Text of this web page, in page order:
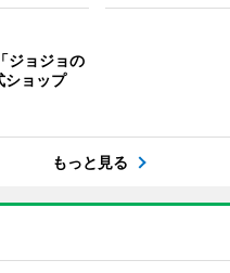
ジョジョの
ショップ
もっと見る